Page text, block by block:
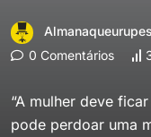
Almanaqueurupes
0 Comentários
“A mulher deve
pode perdoar uma